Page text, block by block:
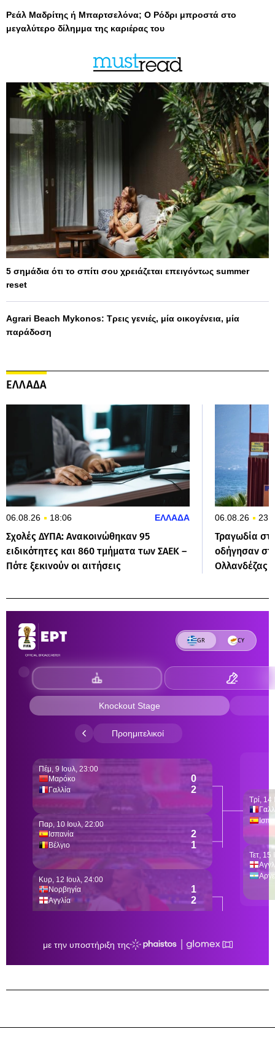
Ρεάλ Μαδρίτης ή Μπαρτσελόνα; Ο Ρόδρι μπροστά στο
μεγαλύτερο δίλημμα της καριέρας του
5 σημάδια ότι το σπίτι σου χρειάζεται επειγόντως summer
reset
Agrari Beach Mykonos: Τρεις γενιές, μία οικογένεια, μία
παράδοση
ΕΛΛΑΔΑ
06.08.26 18:06 ΕΛΛΑΔΑ
Σχολές ΔΥΠΑ: Ανακοινώθηκαν 95
ειδικότητες και 860 τμήματα των ΣΑΕΚ –
Πότε ξεκινούν οι αιτήσεις
06.08.26
Τραγωδία
οδήγησαν
Ολλανδέζας